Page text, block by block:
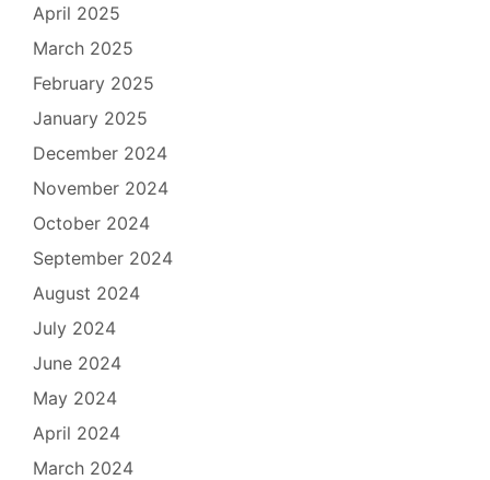
April 2025
March 2025
February 2025
January 2025
December 2024
November 2024
October 2024
September 2024
August 2024
July 2024
June 2024
May 2024
April 2024
March 2024